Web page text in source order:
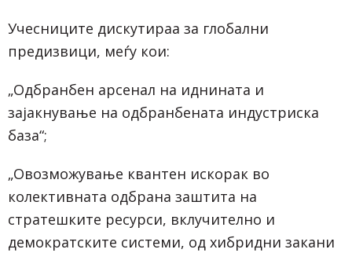
Учесниците дискутираа за глобални
предизвици, меѓу кои:
„Одбранбен арсенал на иднината и
зајакнување на одбранбената индустриска
база“;
„Овозможување квантен искорак во
колективната одбрана заштита на
стратешките ресурси, вклучително и
демократските системи, од хибридни закани